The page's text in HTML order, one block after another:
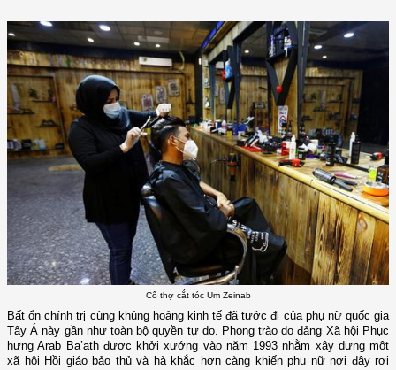
Cô thợ cắt tóc Um Zeinab
Bất ổn chính trị cùng khủng hoảng kinh tế đã tước đi của phụ nữ quốc gia
Tây Á này gần như toàn bộ quyền tự do. Phong trào do đảng Xã hội Phục
hưng Arab Ba’ath được khởi xướng vào năm 1993 nhằm xây dựng một
xã hội Hồi giáo bảo thủ và hà khắc hơn càng khiến phụ nữ nơi đây rơi